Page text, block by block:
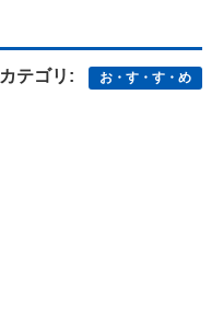
カテゴリ: お・す・す・め